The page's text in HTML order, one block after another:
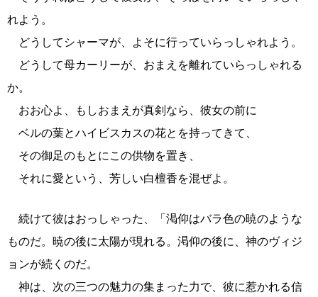
れよう。
どうしてシャーマが、よそに行っていらっしゃれよう。
どうして母カーリーが、おまえを離れていらっしゃれる
か。
おお心よ、もしおまえが真剣なら、彼女の前に
ベルの葉とハイビスカスの花とを持ってきて、
その御足のもとにこの供物を置き、
それに愛という、芳しい白檀香を混ぜよ。
続けて彼はおっしゃった、「渇仰はバラ色の暁のような
ものだ。暁の後に太陽が現れる。渇仰の後に、神のヴィジ
ョンが続くのだ。
神は、次の三つの魅力の集まった力で、彼に惹かれる信